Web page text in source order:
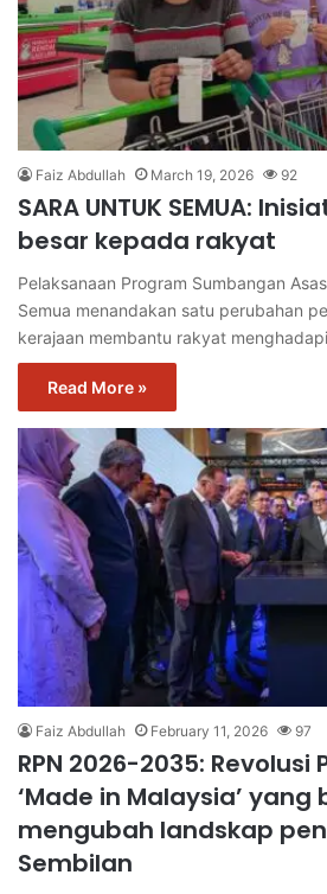
Faiz Abdullah March 19, 2026 92
SARA UNTUK SEMUA:
besar kepada rakyat
Pelaksanaan Program Sumbangan
Semua menandakan satu perubahan
kerajaan membantu rakyat
Read More »
Faiz Abdullah February 11, 2026 97
RPN 2026-2035: Revolusi
‘Made in Malaysia’ yang
mengubah landskap
Sembilan